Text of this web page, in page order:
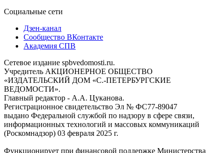
Социальные сети
Дзен-канал
Сообщество ВКонтакте
Академия СПВ
Сетевое издание spbvedomosti.ru.
Учредитель АКЦИОНЕРНОЕ ОБЩЕСТВО
«ИЗДАТЕЛЬСКИЙ ДОМ «С.-ПЕТЕРБУРГСКИЕ
ВЕДОМОСТИ».
Главный редактор - А.А. Цуканова.
Регистрационное свидетельство Эл № ФС77-89047
выдано Федеральной службой по надзору в сфере связи,
информационных технологий и массовых коммуникаций
(Роскомнадзор) 03 февраля 2025 г.
Функционирует при финансовой поддержке Министерства